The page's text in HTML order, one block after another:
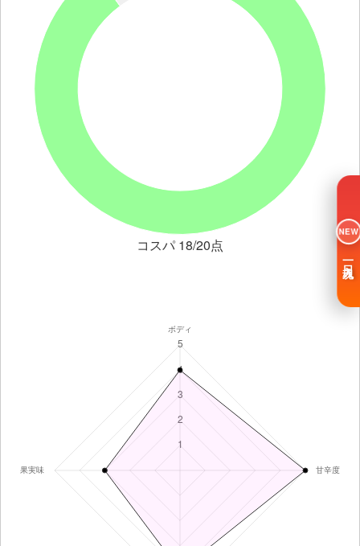
コスパ 18/20点
NEW